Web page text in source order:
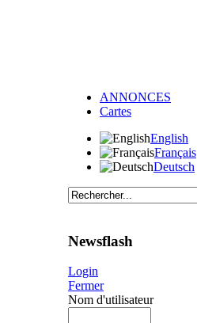
ANNONCES
Cartes
English
Français
Deutsch
Newsflash
Login
Fermer
Nom d'utilisateur